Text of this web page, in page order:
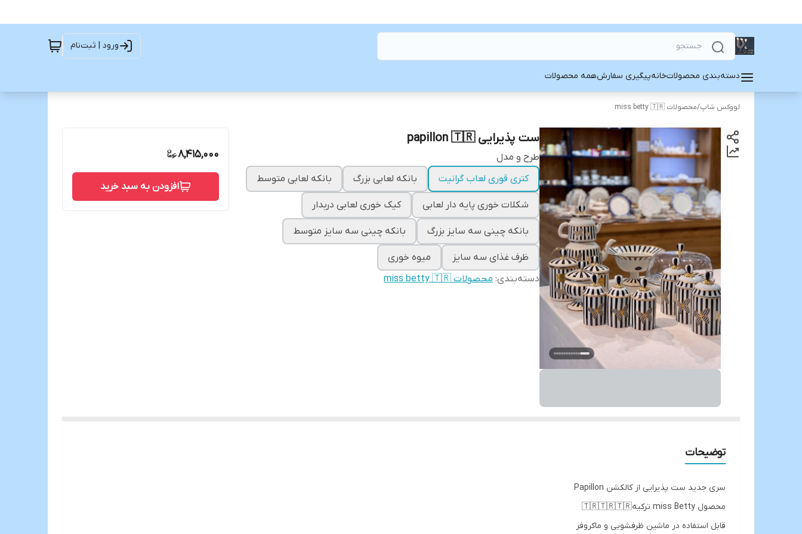
ورود | ثبت‌نام
دسته‌بندی محصولاتخانهپیگیری سفارشهمه محصولات
لووکس شاپ/محصولات miss betty 🇹🇷
ست پذیرایی papillon 🇹🇷
طرح و مدل
کتری قوری لعاب گرانیت
بانکه لعابی بزرگ بانکه لعابی متوسط
شکلات خوری پایه دار لعابی کیک خوری لعابی دربدار
بانکه چینی سه سایز بزرگ بانکه چینی سه سایز متوسط
ظرف غذای سه سایز
میوه خوری
دسته‌بندی: محصولات miss betty 🇹🇷
8,415,000
افزودن به سبد خرید
توضیحات
سری جدید ست پذیرایی از کالکشن Papillon
محصول miss Betty ترکیه🇹🇷🇹🇷🇹🇷
قابل استفاده در ماشین ظرفشویی و ماکروفر